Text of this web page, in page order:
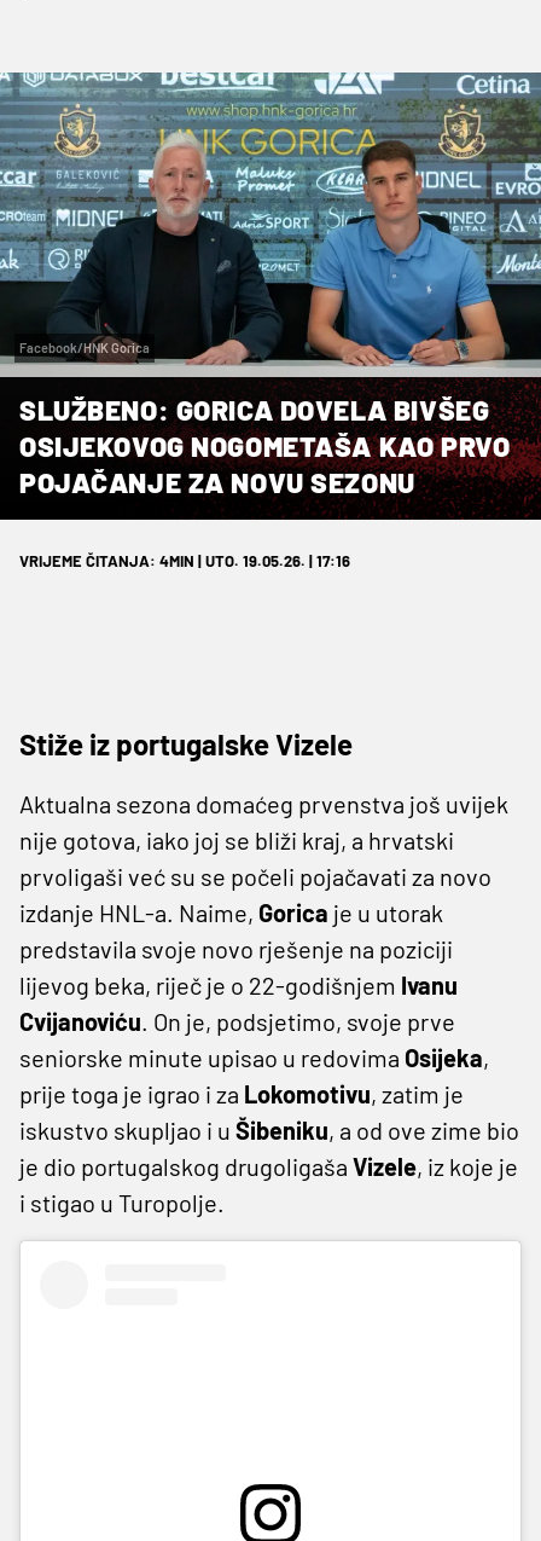
Facebook/HNK Gorica
SLUŽBENO: GORICA DOVELA BIVŠEG
OSIJEKOVOG NOGOMETAŠA KAO PRVO
POJAČANJE ZA NOVU SEZONU
VRIJEME ČITANJA: 4MIN | UTO. 19.05.26. | 17:16
Stiže iz portugalske Vizele
Aktualna sezona domaćeg prvenstva još uvijek
nije gotova, iako joj se bliži kraj, a hrvatski
prvoligaši već su se počeli pojačavati za novo
izdanje HNL-a. Naime, Gorica je u utorak
predstavila svoje novo rješenje na poziciji
lijevog beka, riječ je o 22-godišnjem Ivanu
Cvijanoviću. On je, podsjetimo, svoje prve
seniorske minute upisao u redovima Osijeka,
prije toga je igrao i za Lokomotivu, zatim je
iskustvo skupljao i u Šibeniku, a od ove zime bio
je dio portugalskog drugoligaša Vizele, iz koje je
i stigao u Turopolje.